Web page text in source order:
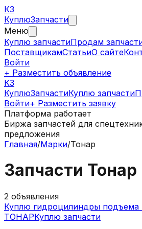
КЗ
КуплюЗапчасти
Меню
Куплю запчастиПродам
ПоставщикамСтатьиО сайте
Войти
+ Разместить объявление
КЗ
КуплюЗапчастиКуплю запчасти
Войти+ Разместить заявку
Платформа работает
Биржа запчастей для
предложения
Главная/Марки/Тонар
Запчасти Тонар
2 объявления
Куплю гидроцилиндры
ТОНАРКуплю запчасти